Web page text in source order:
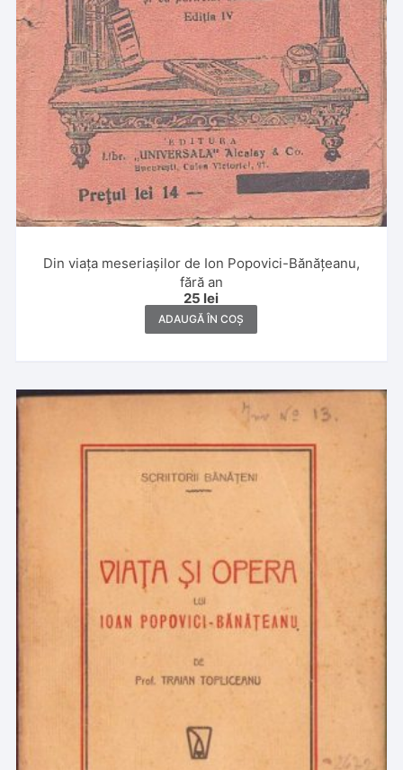
Din viața meseriașilor de Ion Popovici-Bănățeanu,
fără an
25 lei
ADAUGĂ ÎN COȘ